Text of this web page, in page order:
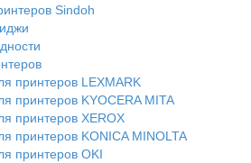
Sindoh
принтеров LEXMARK
принтеров KYOCERA MITA
принтеров XEROX
принтеров KONICA MINOLTA
принтеров OKI